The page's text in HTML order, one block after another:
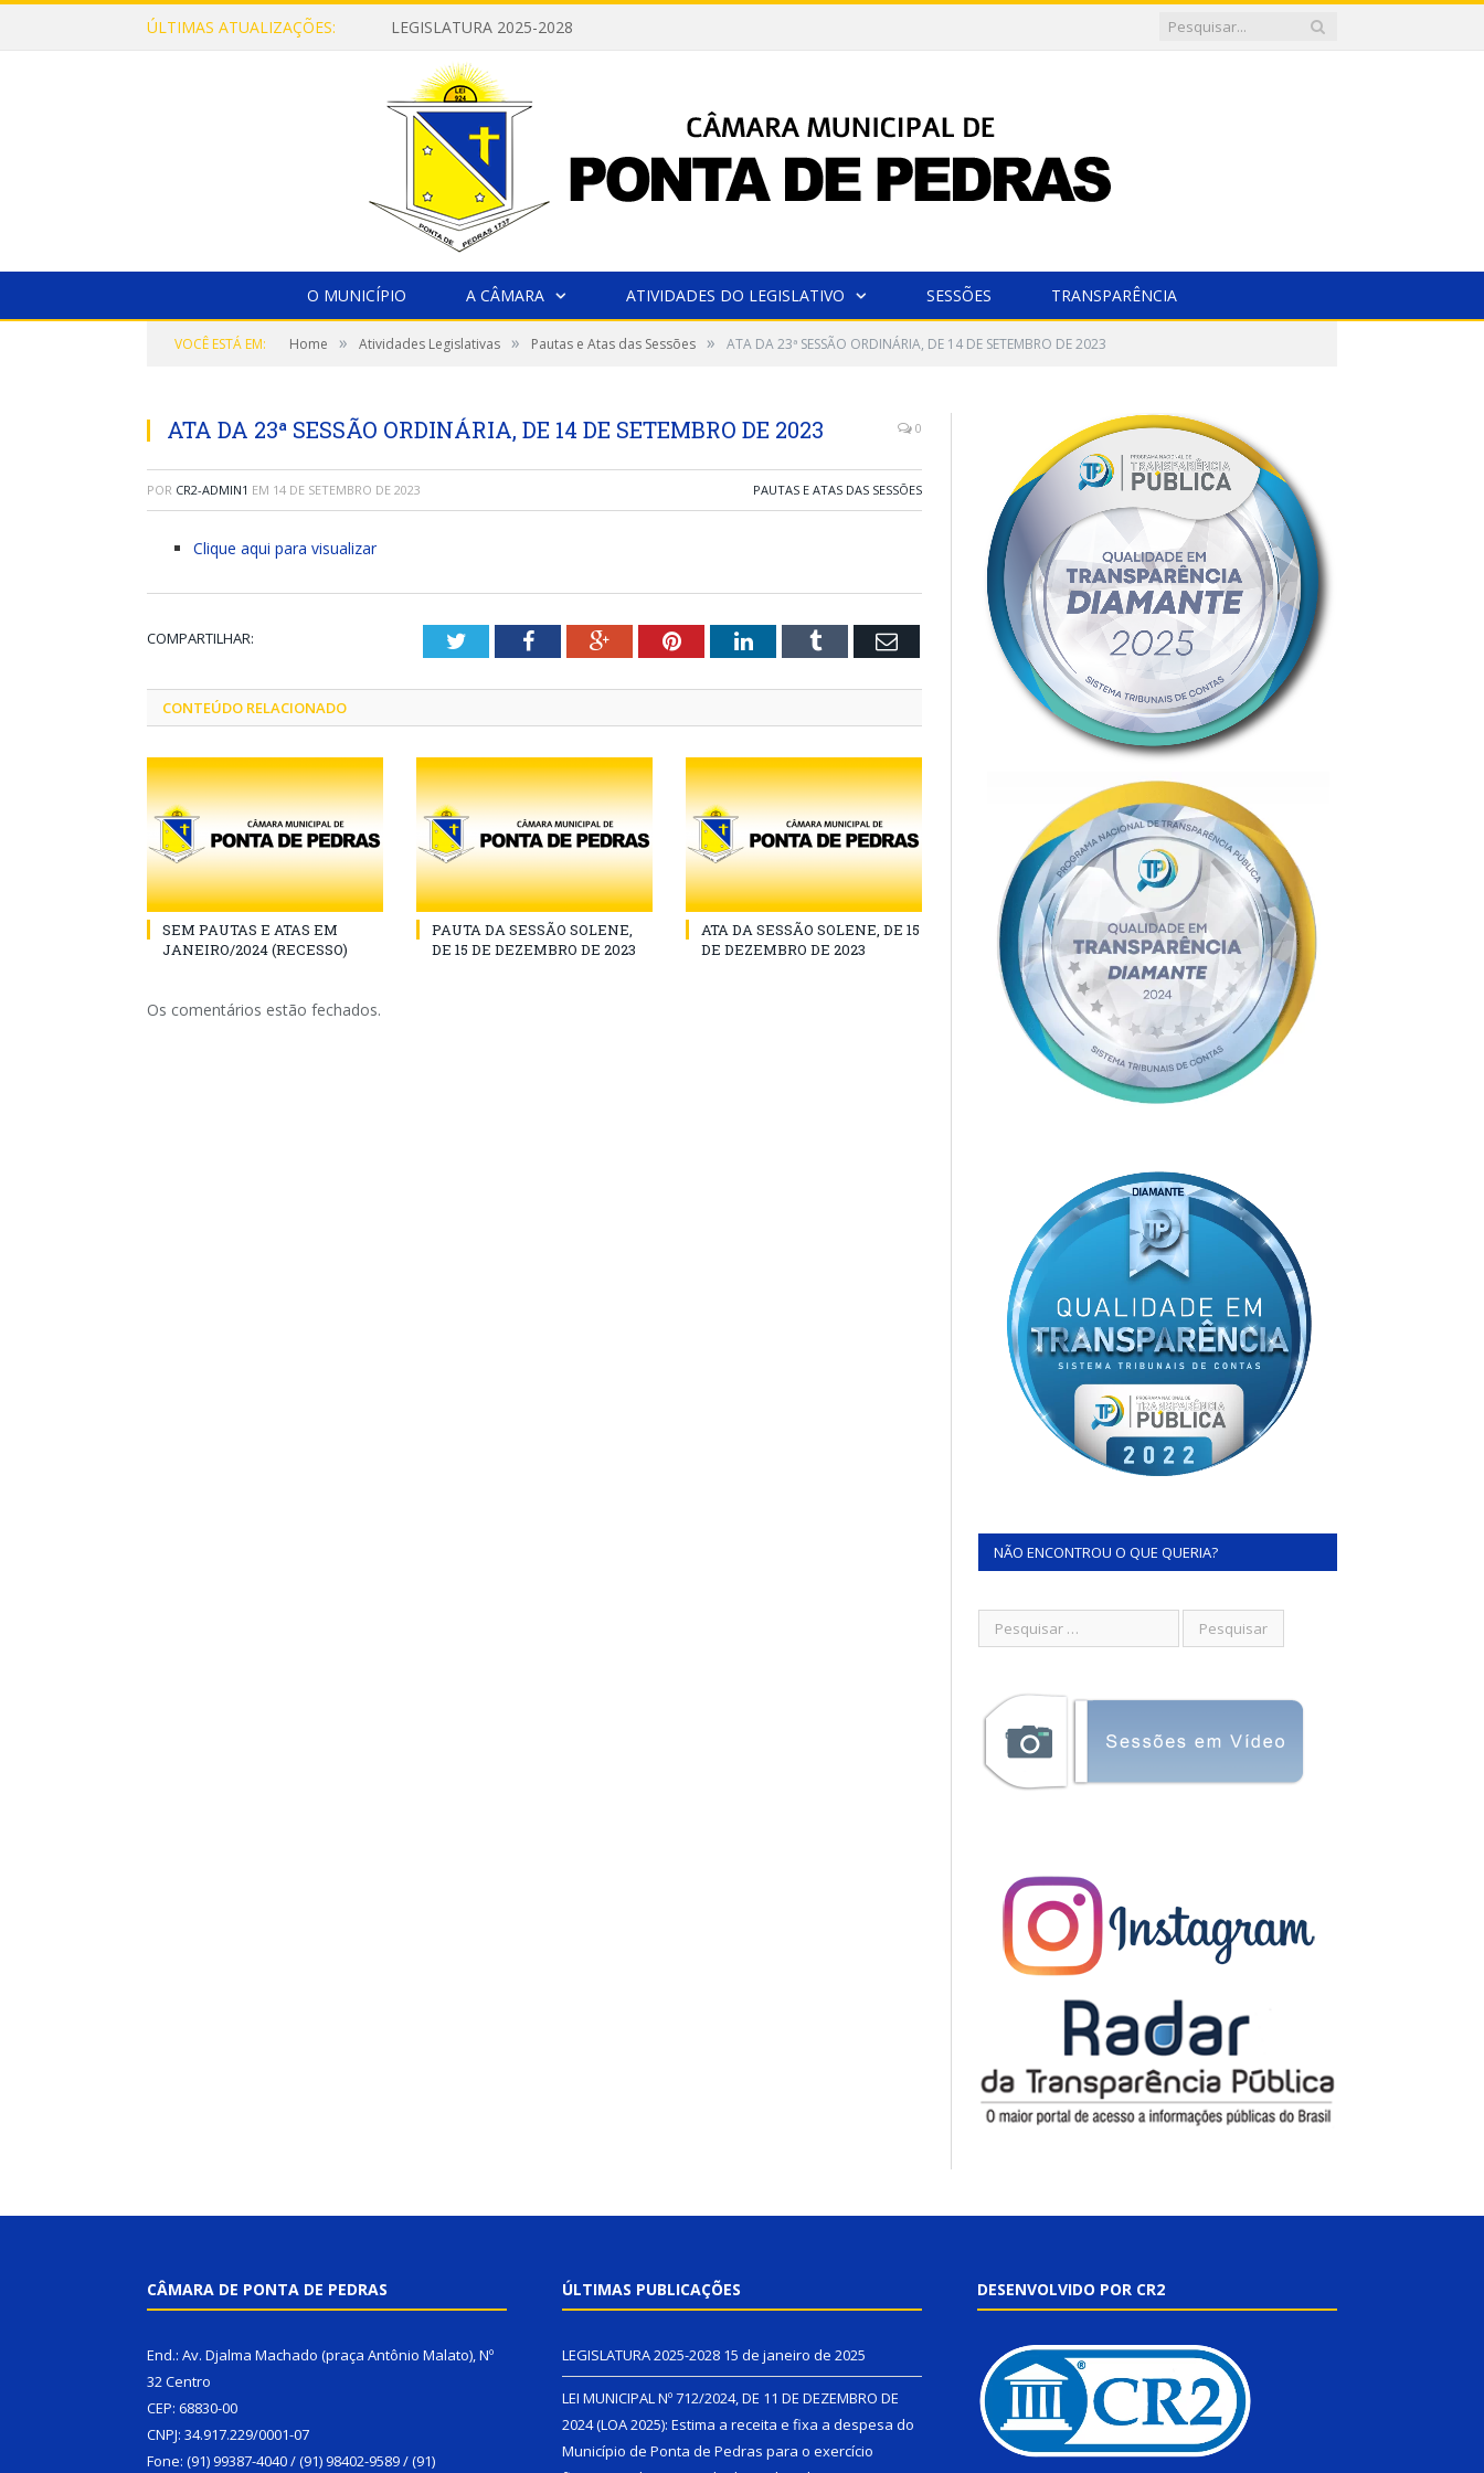
ÚLTIMAS ATUALIZAÇÕES: LEGISLATURA 2025-2028
O MUNICÍPIO A CÂMARA ATIVIDADES DO LEGISLATIVO SESSÕES TRANSPARÊNCIA
VOCÊ ESTÁ EM: Home » Atividades Legislativas » Pautas e Atas das Sessões » ATA DA 23ª SESSÃO ORDINÁRIA, DE 14 DE SETEMBRO DE 2023
ATA DA 23ª SESSÃO ORDINÁRIA, DE 14 DE SETEMBRO DE 2023 0
POR CR2-ADMIN1 EM 14 DE SETEMBRO DE 2023 PAUTAS E ATAS DAS SESSÕES
Clique aqui para visualizar
COMPARTILHAR: TwitterFacebookGoogle+PinterestLinkedInTumblr Email
CONTEÚDO RELACIONADO
SEM PAUTAS E ATAS EM
JANEIRO/2024 (RECESSO)
PAUTA DA SESSÃO SOLENE,
DE 15 DE DEZEMBRO DE 2023
ATA DA SESSÃO SOLENE, DE 15
DE DEZEMBRO DE 2023
Os comentários estão fechados.
NÃO ENCONTROU O QUE QUERIA?
CÂMARA DE PONTA DE PEDRAS
End.: Av. Djalma Machado (praça Antônio Malato), Nº
32 Centro
CEP: 68830-00
CNPJ: 34.917.229/0001-07
Fone: (91) 99387-4040 / (91) 98402-9589 / (91)
ÚLTIMAS PUBLICAÇÕES
LEGISLATURA 2025-2028 15 de janeiro de 2025
LEI MUNICIPAL Nº 712/2024, DE 11 DE DEZEMBRO DE
2024 (LOA 2025): Estima a receita e fixa a despesa do
Município de Ponta de Pedras para o exercício
DESENVOLVIDO POR CR2